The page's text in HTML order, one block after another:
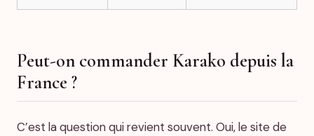
Peut-on commander Karako depuis la
France ?
C’est la question qui revient souvent. Oui, le site de